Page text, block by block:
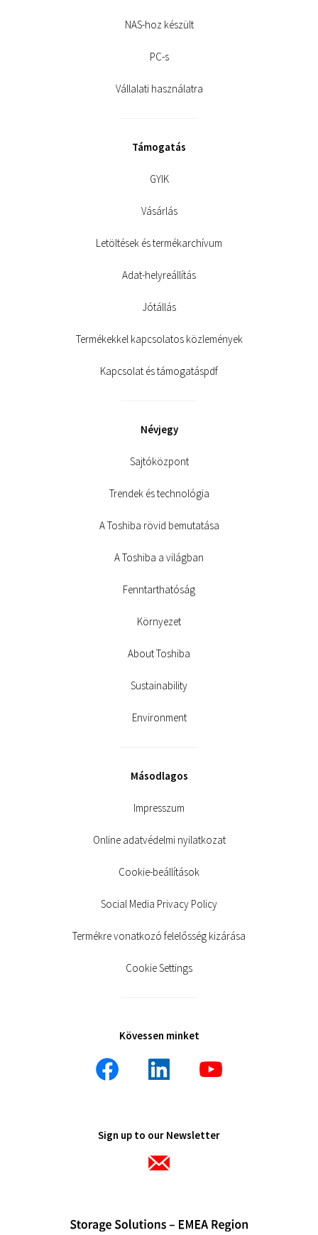
NAS-hoz készült
PC-s
Vállalati használatra
Támogatás
GYIK
Vásárlás
Letöltések és termékarchívum
Adat-helyreállítás
Jótállás
Termékekkel kapcsolatos közlemények
Kapcsolat és támogatáspdf
Névjegy
Sajtóközpont
Trendek és technológia
A Toshiba rövid bemutatása
A Toshiba a világban
Fenntarthatóság
Környezet
About Toshiba
Sustainability
Environment
Másodlagos
Impresszum
Online adatvédelmi nyilatkozat
Cookie-beállítások
Social Media Privacy Policy
Termékre vonatkozó felelősség kizárása
Cookie Settings
Kövessen minket
Sign up to our Newsletter